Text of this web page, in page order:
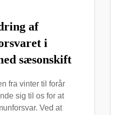
af
i
sæsonskift
fra vinter til forår
sig til os for at
Ved at